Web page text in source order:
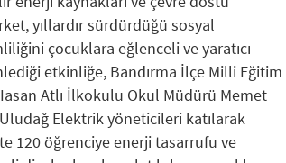
yıllardır sürdürdüğü sosyal
çocuklara eğlenceli ve yaratıcı
etkinliğe, Bandırma İlçe Milli Eğitim
Atlı İlkokulu Okul Müdürü Memet
Elektrik yöneticileri katılarak
120 öğrenciye enerji tasarrufu ve